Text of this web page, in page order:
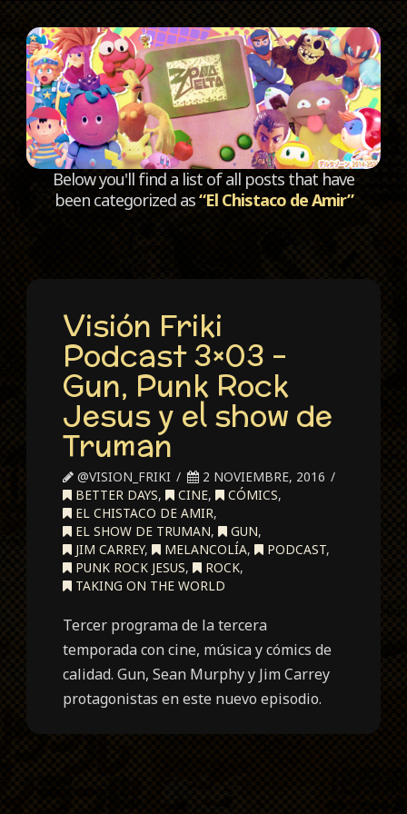
Below you'll find a list of all posts that have
been categorized as“El Chistaco de Amir”
Visión Friki
Podcast 3×03 –
Gun, Punk Rock
Jesus y el show de
Truman
@VISION_FRIKI
2 NOVIEMBRE, 2016
BETTER DAYS, CINE, CÓMICS,
EL CHISTACO DE AMIR,
EL SHOW DE TRUMAN, GUN,
JIM CARREY, MELANCOLÍA, PODCAST,
PUNK ROCK JESUS, ROCK,
TAKING ON THE WORLD
Tercer programa de la tercera
temporada con cine, música y cómics de
calidad. Gun, Sean Murphy y Jim Carrey
protagonistas en este nuevo episodio.